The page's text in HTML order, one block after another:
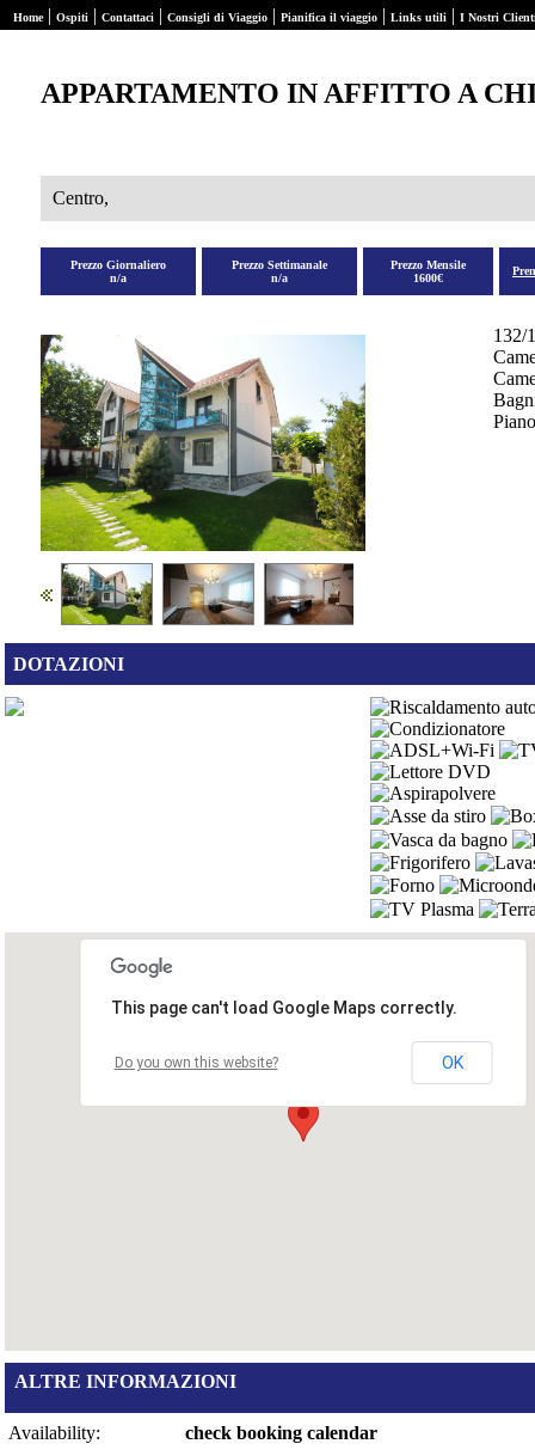
Home| Ospiti | Contattaci | Consigli di Viaggio | Pianifica il viaggio | Links utili | I Nostri
APPARTAMENTO IN AFFITTO A
Centro,
Prezzo Giornaliero
n/a
Prezzo Settimanale
n/a
Prezzo Mensile
1600€
132/
DOTAZIONI
This page can't load Google Maps correctly.
Do you own this website? OK
ALTRE INFORMAZIONI
Availability: check booking calendar